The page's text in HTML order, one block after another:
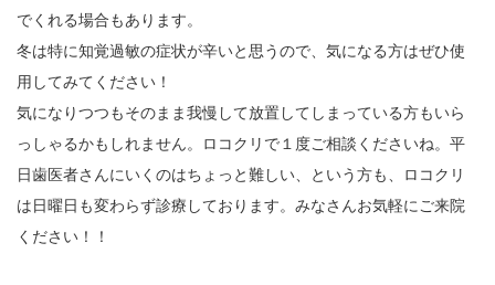
でくれる場合もあります。
冬は特に知覚過敏の症状が辛いと思うので、気になる方はぜひ使
用してみてください！
気になりつつもそのまま我慢して放置してしまっている方もいら
っしゃるかもしれません。ロコクリで１度ご相談くださいね。平
日歯医者さんにいくのはちょっと難しい、という方も、ロコクリ
は日曜日も変わらず診療しております。みなさんお気軽にご来院
ください！！